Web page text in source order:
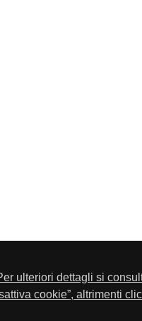
ulteriori dettagli si
cookie”, altrimenti
2304108